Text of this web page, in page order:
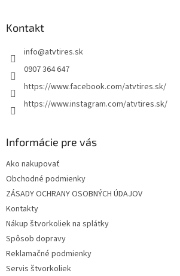
Kontakt
info@atvtires.sk
0907 364 647
https://www.facebook.com/atvtires.sk/
https://www.instagram.com/atvtires.sk/
Informácie pre vás
Ako nakupovať
Obchodné podmienky
ZÁSADY OCHRANY OSOBNÝCH ÚDAJOV
Kontakty
Nákup štvorkoliek na splátky
Spôsob dopravy
Reklamačné podmienky
Servis štvorkoliek